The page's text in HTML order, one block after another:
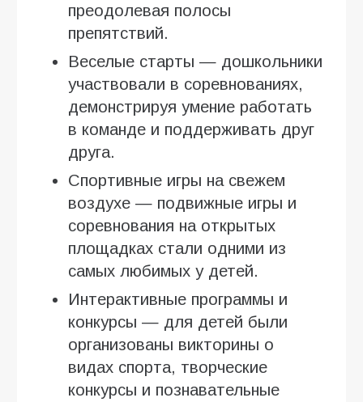
преодолевая полосы
препятствий.
Веселые старты — дошкольники
участвовали в соревнованиях,
демонстрируя умение работать
в команде и поддерживать друг
друга.
Спортивные игры на свежем
воздухе — подвижные игры и
соревнования на открытых
площадках стали одними из
самых любимых у детей.
Интерактивные программы и
конкурсы — для детей были
организованы викторины о
видах спорта, творческие
конкурсы и познавательные